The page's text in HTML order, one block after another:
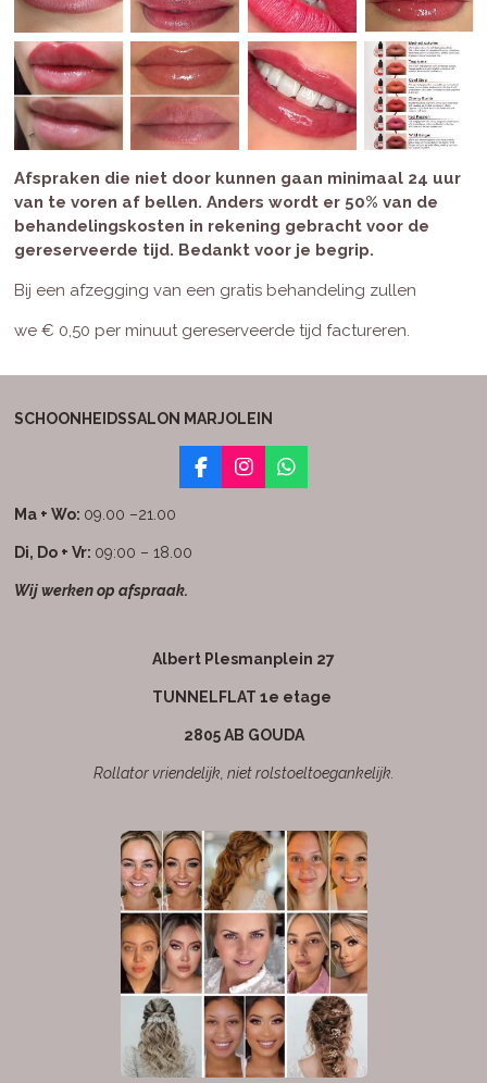
Afspraken die niet door kunnen gaan minimaal 24 uur
van te voren af bellen. Anders wordt er 50% van de
behandelingskosten in rekening gebracht voor de
gereserveerde tijd. Bedankt voor je begrip.
Bij een afzegging van een gratis behandeling zullen
we € 0,50 per minuut gereserveerde tijd factureren.
SCHOONHEIDSSALON MARJOLEIN
F
a
I
n
W
h
Ma + Wo: 09.00 –21.00
Di, Do + Vr: 09:00 – 18.00
Wij werken op afspraak.
Albert Plesmanplein 27
TUNNELFLAT 1e etage
2805 AB GOUDA
Rollator vriendelijk, niet rolstoeltoegankelijk.